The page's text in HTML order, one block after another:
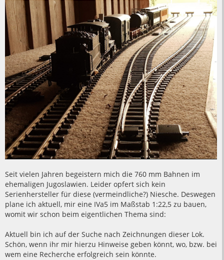
Seit vielen Jahren begeistern mich die 760 mm Bahnen im
ehemaligen Jugoslawien. Leider opfert sich kein
Serienhersteller für diese (vermeindliche?) Niesche. Deswegen
plane ich aktuell, mir eine IVa5 im Maßstab 1:22,5 zu bauen,
womit wir schon beim eigentlichen Thema sind:
Aktuell bin ich auf der Suche nach Zeichnungen dieser Lok.
Schön, wenn ihr mir hierzu Hinweise geben könnt, wo, bzw. bei
wem eine Recherche erfolgreich sein könnte.